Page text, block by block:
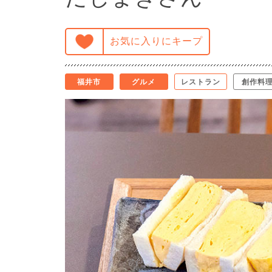
お気に入りにキープ
福井市 グルメ レストラン 創作料